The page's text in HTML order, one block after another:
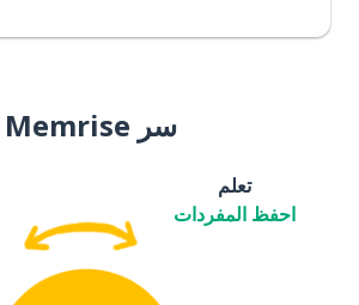
سر Memrise
تعلم
احفظ المفردات